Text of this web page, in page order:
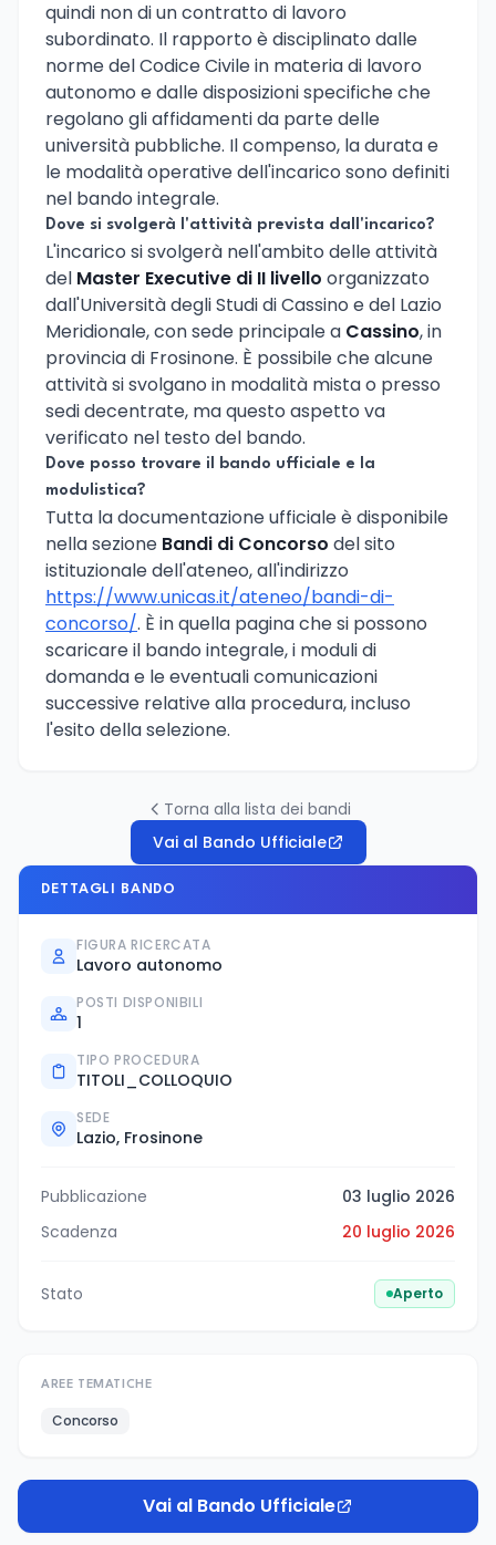
quindi non di un contratto di lavoro
subordinato. Il rapporto è disciplinato dalle
norme del Codice Civile in materia di lavoro
autonomo e dalle disposizioni specifiche che
regolano gli affidamenti da parte delle
università pubbliche. Il compenso, la durata e
le modalità operative dell'incarico sono definiti
nel bando integrale.
Dove si svolgerà l'attività prevista dall'incarico?
L'incarico si svolgerà nell'ambito delle attività
del Master Executive di II livello organizzato
dall'Università degli Studi di Cassino e del Lazio
Meridionale, con sede principale a Cassino, in
provincia di Frosinone. È possibile che alcune
attività si svolgano in modalità mista o presso
sedi decentrate, ma questo aspetto va
verificato nel testo del bando.
Dove posso trovare il bando ufficiale e la
modulistica?
Tutta la documentazione ufficiale è disponibile
nella sezione Bandi di Concorso del sito
istituzionale dell'ateneo, all'indirizzo
https://www.unicas.it/ateneo/bandi-di-
concorso/. È in quella pagina che si possono
scaricare il bando integrale, i moduli di
domanda e le eventuali comunicazioni
successive relative alla procedura, incluso
l'esito della selezione.
Torna alla lista dei bandi
Vai al Bando Ufficiale
DETTAGLI BANDO
FIGURA RICERCATA
Lavoro autonomo
POSTI DISPONIBILI
1
TIPO PROCEDURA
TITOLI_COLLOQUIO
SEDE
Lazio, Frosinone
Pubblicazione
03 luglio 2026
Scadenza
20 luglio 2026
Stato Aperto
AREE TEMATICHE
Concorso
Vai al Bando Ufficiale